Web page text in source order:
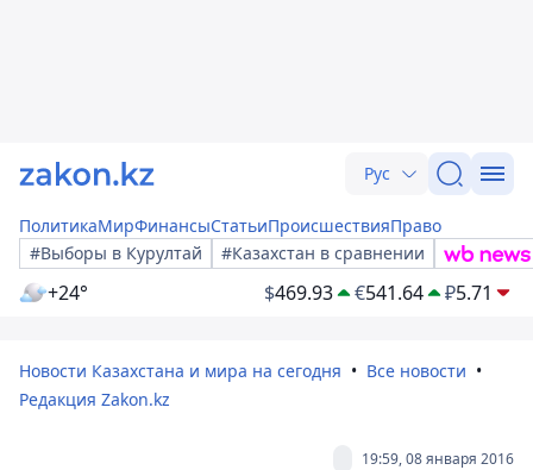
Рус
ПолитикаМирФинансыСтатьиПроисшествияПраво
#Выборы в Курултай
#Казахстан в сравнении
+24° $469.93 €541.64 ₽5.71
Новости Казахстана и мира на сегодня
Все новости
Редакция Zakon.kz
19:59, 08 января 2016